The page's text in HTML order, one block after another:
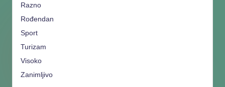
Razno
Rođendan
Sport
Turizam
Visoko
Zanimljivo